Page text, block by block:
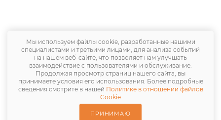
Мы используем файлы cookie, разработанные нашими
специалистами и третьими лицами, для анализа событий
на нашем веб-сайте, что позволяет нам улучшать
взаимодействие с пользователями и обслуживание.
Продолжая просмотр страниц нашего сайта, вы
принимаете условия его использования. Более подробные
сведения смотрите в нашей Политике в отношении файлов
Cookie
ПРИНИМАЮ